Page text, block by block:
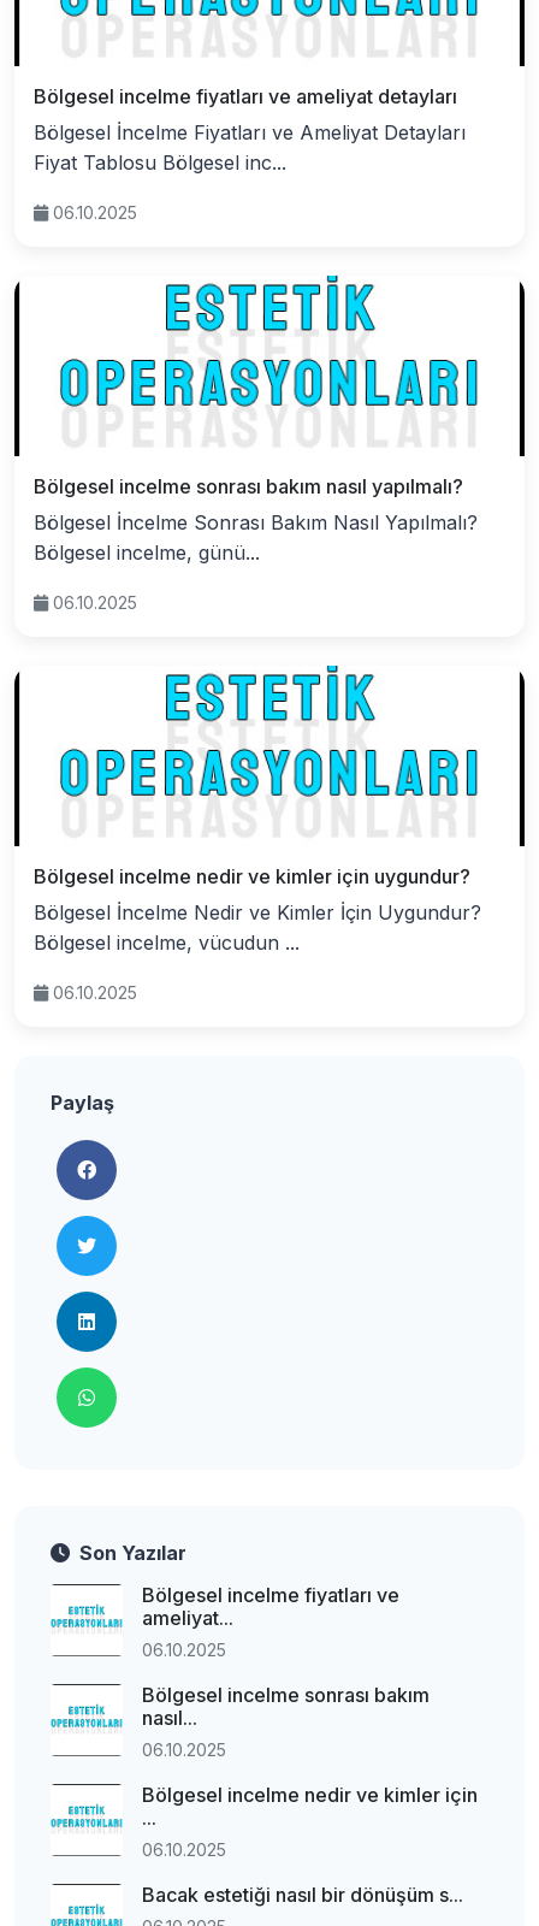
Bölgesel incelme fiyatları ve ameliyat detayları
Bölgesel İncelme Fiyatları ve Ameliyat Detayları
Fiyat Tablosu Bölgesel inc...
06.10.2025
Bölgesel incelme sonrası bakım nasıl yapılmalı?
Bölgesel İncelme Sonrası Bakım Nasıl Yapılmalı?
Bölgesel incelme, günü...
06.10.2025
Bölgesel incelme nedir ve kimler için uygundur?
Bölgesel İncelme Nedir ve Kimler İçin Uygundur?
Bölgesel incelme, vücudun ...
06.10.2025
Paylaş
Son Yazılar
Bölgesel incelme fiyatları ve
ameliyat...
06.10.2025
Bölgesel incelme sonrası bakım
nasıl...
06.10.2025
Bölgesel incelme nedir ve kimler için
...
06.10.2025
Bacak estetiği nasıl bir dönüşüm s...